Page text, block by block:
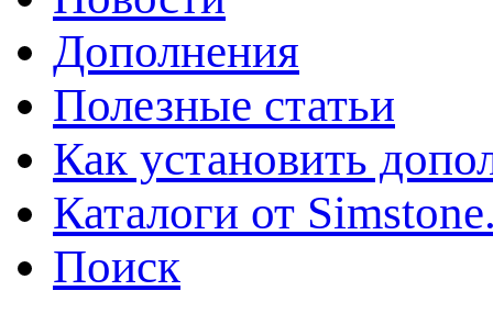
Дополнения
Полезные статьи
Как установить
Каталоги от
Поиск